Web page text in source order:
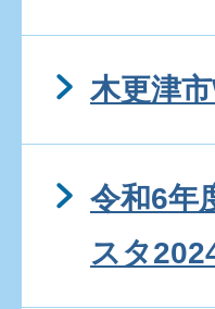
木更津
令和6年
スタ